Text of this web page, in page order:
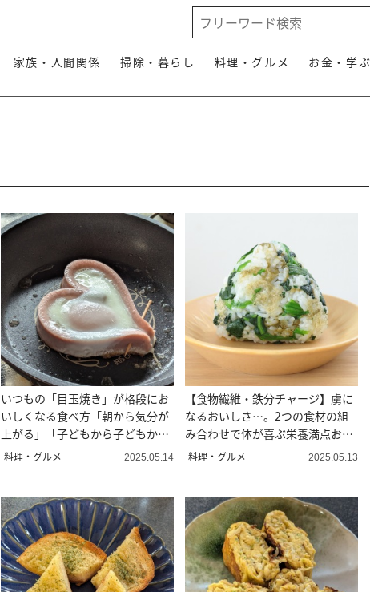
家族・人間関係 掃除・暮らし 料理・グルメ お金・学ぶ
いつもの「目玉焼き」が格段にお
いしくなる食べ方「朝から気分が
上がる」「子どもから子どもから
大好評！」
料理・グルメ 2025.05.14
【食物繊維・鉄分チャージ】虜に
なるおいしさ…。2つの食材の組
み合わせで体が喜ぶ栄養満点おに
ぎり
料理・グルメ 2025.05.13